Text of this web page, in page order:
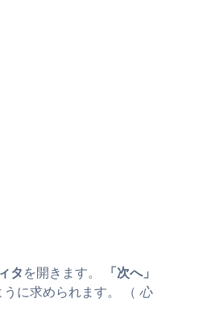
タを開きます。
「次へ」
に求められます。 （ 心